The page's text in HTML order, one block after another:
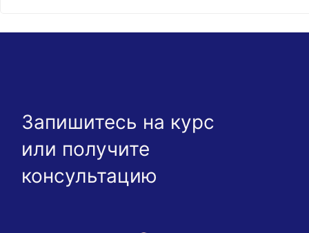
Запишитесь на курс
или получите
консультацию